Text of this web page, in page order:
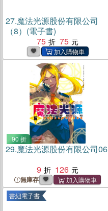
27.魔法光源股份有限公司
（8）(電子書)
75
75
90 折
29.魔法光源股份有限公司06
9
126
無庫存
書紐電子書